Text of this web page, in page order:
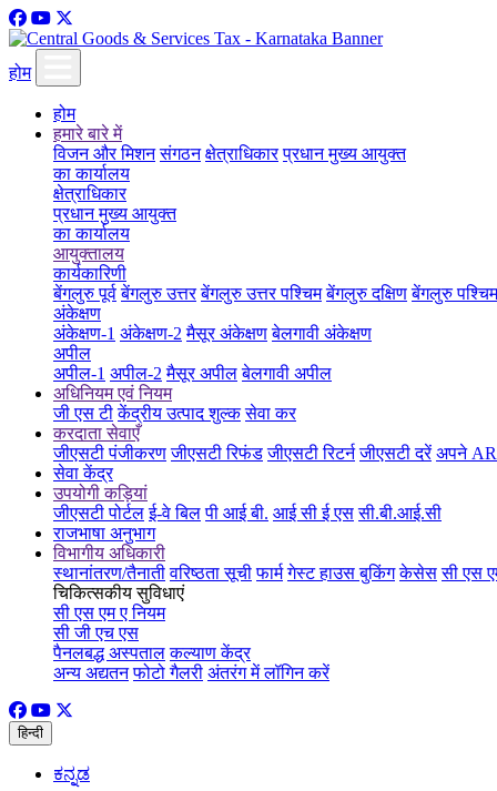
होम
होम
हमारे बारे में
विजन और मिशन संगठन क्षेत्राधिकार प्रधान मुख्य आयुक्त
का कार्यालय
क्षेत्राधिकार
प्रधान मुख्य आयुक्त
का कार्यालय
आयुक्तालय
कार्यकारिणी
बेंगलुरु पूर्व बेंगलुरु उत्तर बेंगलुरु उत्तर पश्चिम बेंगलुरु दक्षिण बेंगलुरु पश्चिम
अंकेक्षण
अंकेक्षण-1 अंकेक्षण-2 मैसूर अंकेक्षण बेलगावी अंकेक्षण
अपील
अपील-1 अपील-2 मैसूर अपील बेलगावी अपील
अधिनियम एवं नियम
जी एस टी केंद्रीय उत्पाद शुल्क सेवा कर
करदाता सेवाएँ
जीएसटी पंजीकरण जीएसटी रिफंड जीएसटी रिटर्न जीएसटी दरें अपने
सेवा केंद्र
उपयोगी कड़ियां
जीएसटी पोर्टल ई-वे बिल पी आई बी. आई सी ई एस सी.बी.आई.सी
राजभाषा अनुभाग
विभागीय अधिकारी
स्थानांतरण/तैनाती वरिष्ठता सूची फार्म गेस्ट हाउस बुकिंग केसेस सी एस
चिकित्सकीय सुविधाएं
सी एस एम ए नियम
सी जी एच एस
पैनलबद्ध अस्पताल कल्याण केंद्र
अन्य अद्यतन फोटो गैलरी अंतरंग में लॉगिन करें
हिन्दी
ಕನ್ನಡ